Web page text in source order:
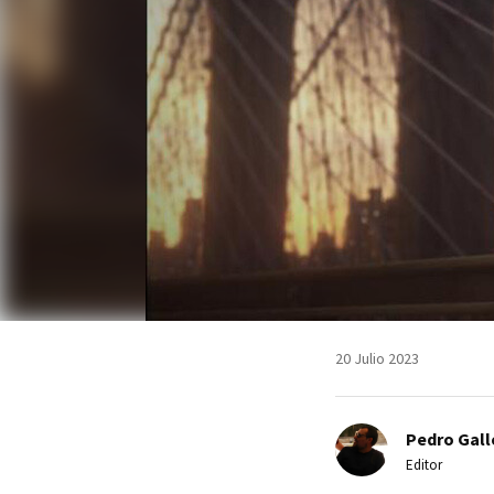
20 Julio 2023
Pedro
Editor